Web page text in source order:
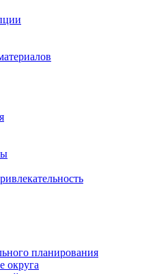
планирования
округа